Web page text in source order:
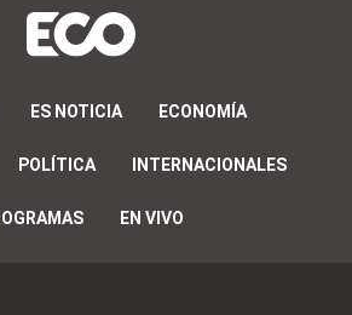
ES NOTICIA ECONOMÍA
POLÍTICA INTERNACIONALES
EN VIVO